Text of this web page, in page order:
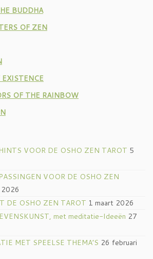
BUDDHA
OF ZEN
OF THE RAINBOW
VOOR DE OSHO ZEN TAROT 5
VOOR DE OSHO ZEN
2026
DE OSHO ZEN TAROT 1 maart 2026
met meditatie-Ideeën 27
MET SPEELSE THEMA’S 26 februari